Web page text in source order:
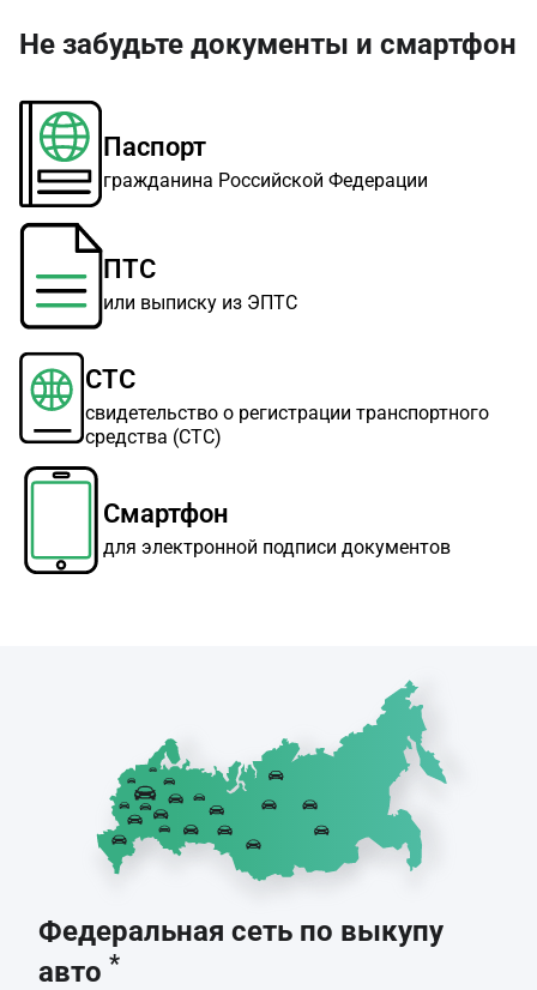
Не забудьте документы и смартфон
Паспорт
гражданина Российской Федерации
ПТС
или выписку из ЭПТС
СТС
свидетельство о регистрации транспортного
средства (СТС)
Смартфон
для электронной подписи документов
Федеральная сеть по выкупу
авто *